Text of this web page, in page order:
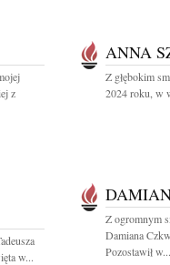
z
ANNA
Z głębokim
2024 roku, w
w...
Z ogromnym
Damiana
Pozostawił w...